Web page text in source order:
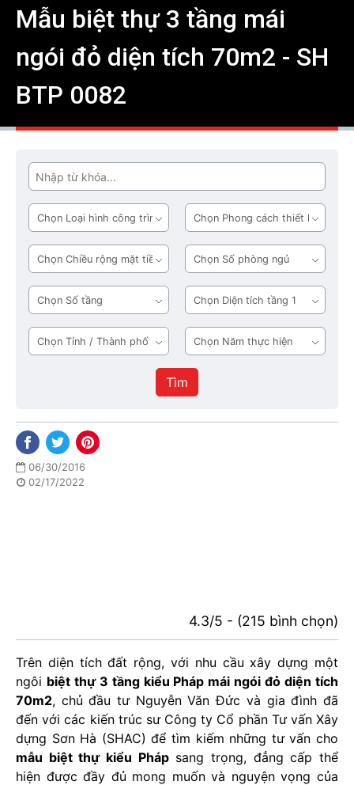
Mẫu biệt thự 3 tầng mái
ngói đỏ diện tích 70m2 - SH
BTP 0082
Tìm
Loại
hình
công
trình
Phong
cách
thiết
kế
Chiều
rộng
mặt
tiền
Số
phòng
ngủ
Số
tầng
Diện
tích
tầng
1
Tỉnh
/
Năm
thực
hiện
Tìm
06/30/2016
02/17/2022
4.3/5 - (215 bình chọn)
Trên diện tích đất rộng, với nhu cầu xây dựng một
ngôi biệt thự 3 tầng kiểu Pháp mái ngói đỏ diện tích
70m2, chủ đầu tư Nguyễn Văn Đức và gia đình đã
đến với các kiến trúc sư Công ty Cổ phần Tư vấn Xây
dựng Sơn Hà (SHAC) để tìm kiếm những tư vấn cho
mẫu biệt thự kiểu Phápsang trọng, đẳng cấp thể
hiện được đầy đủ mong muốn và nguyện vọng của